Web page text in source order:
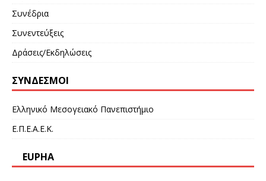
Συνέδρια
Συνεντεύξεις
Δράσεις/Εκδηλώσεις
ΣΎΝΔΕΣΜΟΙ
Ελληνικό Μεσογειακό Πανεπιστήμιο
Ε.Π.Ε.Α.Ε.Κ.
EUPHA